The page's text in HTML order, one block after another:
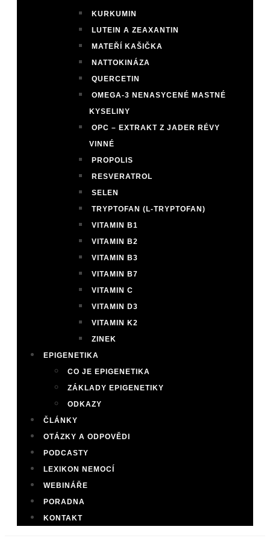
KURKUMIN
LUTEIN A ZEAXANTIN
MATEŘÍ KAŠIČKA
NATTOKINÁZA
QUERCETIN
OMEGA-3 NENASYCENÉ MASTNÉ
KYSELINY
OPC – EXTRAKT Z JADER RÉVY
VINNÉ
PROPOLIS
RESVERATROL
SELEN
TRYPTOFAN (L-TRYPTOFAN)
VITAMIN B1
VITAMIN B2
VITAMIN B3
VITAMIN B7
VITAMIN C
VITAMIN D3
VITAMIN K2
ZINEK
EPIGENETIKA
CO JE EPIGENETIKA
ZÁKLADY EPIGENETIKY
ODKAZY
ČLÁNKY
OTÁZKY A ODPOVĚDI
PODCASTY
LEXIKON NEMOCÍ
WEBINÁŘE
PORADNA
KONTAKT